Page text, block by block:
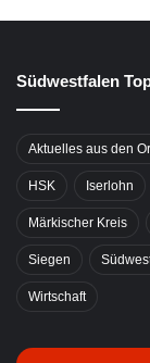
Südwestfalen
Aktuelles aus den
HSK Iserlohn
Märkischer Kreis
Siegen
Wirtschaft